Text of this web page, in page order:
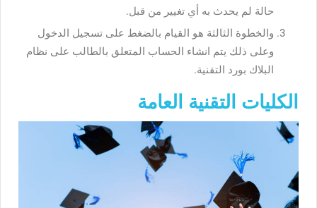
حالة لم يحدث به أي تغيير من قبل.
والخطوة الثالثة هو القيام بالضغط على تسجيل الدخول
وعلى ذلك يتم انشاء الحساب المتعلق بالطالب على نظام
البلاك بورد التقنية.
الكليات التقنية العامة